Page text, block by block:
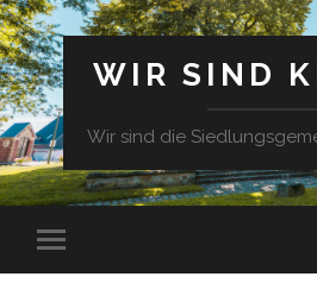
WIR SIND
Wir sind die